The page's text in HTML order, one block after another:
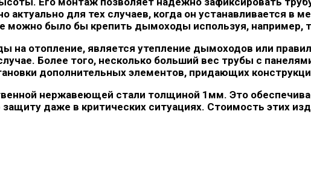
для тех случаев, когда он устанавливается в
можно было бы крепить дымоходы используя, например,
отопление, является утепление дымоходов или
Более того, несколько больший вес трубы с
дополнительных элементов, придающих
нержавеющей стали толщиной 1мм. Это
даже в критических ситуациях. Стоимость этих